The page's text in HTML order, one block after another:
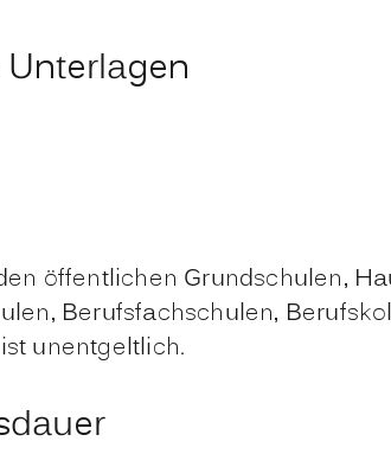
öffentlichen Grundschulen,
Berufsfachschulen,
unentgeltlich.